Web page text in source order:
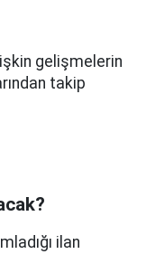
gelişmelerin
takip
ilan